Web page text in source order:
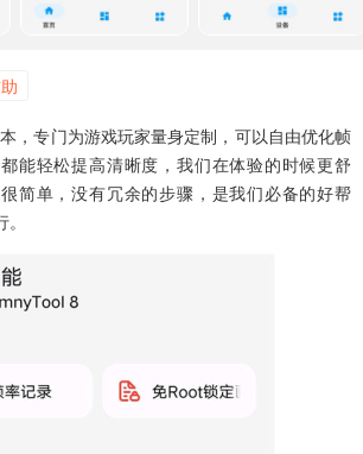
，专门为游戏玩家量身定制，可以自由优化帧
能轻松提高清晰度，我们在体验的时候更舒
简单，没有冗余的步骤，是我们必备的好帮